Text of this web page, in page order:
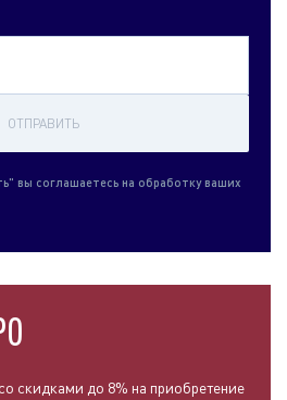
ОТПРАВИТЬ
вы соглашаетесь на обработку ваших
скидками до 8% на приобретение